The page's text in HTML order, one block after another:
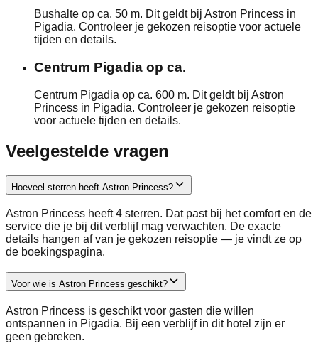
Bushalte op ca. 50 m. Dit geldt bij Astron Princess in
Pigadia. Controleer je gekozen reisoptie voor actuele
tijden en details.
Centrum Pigadia op ca.
Centrum Pigadia op ca. 600 m. Dit geldt bij Astron
Princess in Pigadia. Controleer je gekozen reisoptie
voor actuele tijden en details.
Veelgestelde vragen
Hoeveel sterren heeft Astron Princess?
Astron Princess heeft 4 sterren. Dat past bij het comfort en de
service die je bij dit verblijf mag verwachten. De exacte
details hangen af van je gekozen reisoptie — je vindt ze op
de boekingspagina.
Voor wie is Astron Princess geschikt?
Astron Princess is geschikt voor gasten die willen
ontspannen in Pigadia. Bij een verblijf in dit hotel zijn er
geen gebreken.